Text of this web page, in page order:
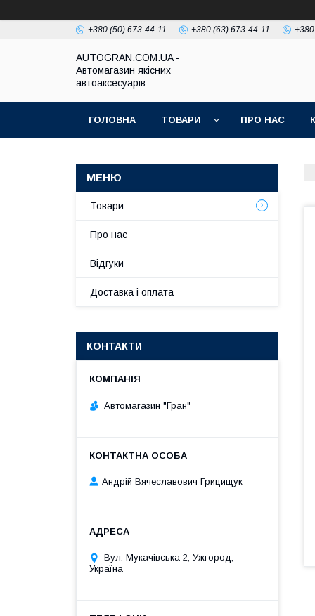
+380 (50) 673-44-11 +380 (63) 673-44-11
AUTOGRAN.COM.UA -
Автомагазин якісних
автоаксесуарів
ГОЛОВНА ТОВАРИ ПРО НАС
Товари
Про нас
Відгуки
Доставка і оплата
КОНТАКТИ
Автомагазин "Гран"
Андрій Вячеславович Грицищук
Вул. Мукачівська 2, Ужгород,
Україна